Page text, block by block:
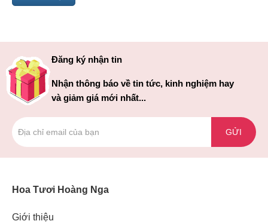
Đăng ký nhận tin
Nhận thông báo về tin tức, kinh nghiệm hay
và giảm giá mới nhất...
GỬI
Hoa Tươi Hoàng Nga
Giới thiệu